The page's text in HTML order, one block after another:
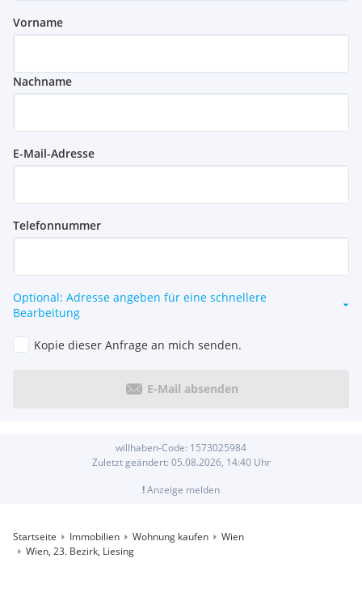
Vorname
Nachname
E-Mail-Adresse
Telefonnummer
Optional: Adresse angeben für eine schnellere
Bearbeitung
Kopie dieser Anfrage an mich senden.
E-Mail absenden
willhaben-Code: 1573025984
Zuletzt geändert: 05.08.2026, 14:40Uhr
!Anzeige melden
Startseite Immobilien Wohnung kaufen
Wien
Wien, 23. Bezirk, Liesing